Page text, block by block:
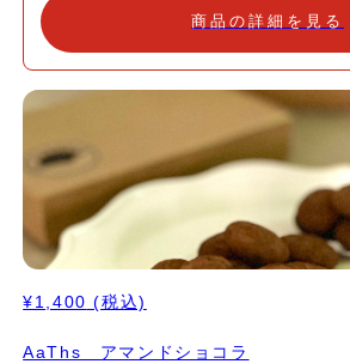
チョコをコーティング。周りには刻んだピ
チップクッキー 黒:クルミとスイートチョコ
に絞り焼き上げました。 ☆ シガレット 卵白
のクッキー。 ラングドシャを熱いうちに巻
レートとアーモンドでAaThs風にデコレーシ
ハチミツを入れたしっとりした生地をチョコ
グ。チョコレートとの相性バツグンです。
商品の詳細を見る
¥1,400 (税込)
AaThs アマンドショコラ